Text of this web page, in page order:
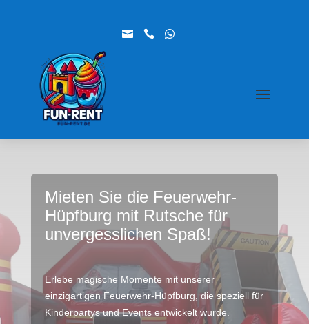
  
Mieten Sie die Feuerwehr-
Hüpfburg mit Rutsche für
unvergesslichen Spaß!
Erlebe magische Momente mit unserer
einzigartigen Feuerwehr-Hüpfburg, die speziell für
Kinderpartys und Events entwickelt wurde.